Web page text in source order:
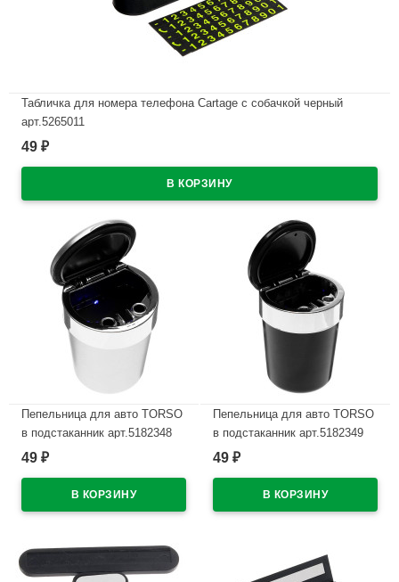
Табличка для номера телефона Cartage с собачкой черный
арт.5265011
В наличии
49 ₽
Пепельница для авто TORSO
в подстаканник арт.5182348
В наличии
49 ₽
Пепельница для авто TORSO
в подстаканник арт.5182349
В наличии
49 ₽